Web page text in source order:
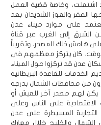
اشتعلت، وخاصة قضية العمل
الفقر والعوز الشديدان بعد
1967، لأنها تعتمد على موارد ميناء عدن
الشرق إلى الغرب عبر قناة
هامش ذلك المصدر، وتقريباً
كان يتركز معظمهم في
عدن قد تركزوا حول الميناء
الخدمات للقاعدة البريطانية
من محافظات الشمال بدرجة
يكن لهم مصدر آخر للعيش أو
على الناس وعلى
التجارية المسيطرة على عدن
الشمال والخليج خلال معارك